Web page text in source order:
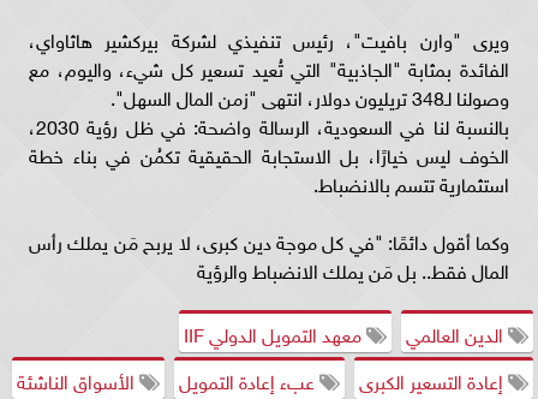
ويرى "وارن بافيت"، رئيس تنفيذي لشركة بيركشير هاثاواي،
الفائدة بمثابة "الجاذبية" التي تُعيد تسعير كل شيء، واليوم، مع
وصولنا لـ348 تريليون دولار، انتهى "زمن المال السهل".
بالنسبة لنا في السعودية، الرسالة واضحة: في ظل رؤية 2030،
الخوف ليس خيارًا، بل الاستجابة الحقيقية تكمُن في بناء خطة
استثمارية تتسم بالانضباط.
وكما أقول دائمًا: "في كل موجة دين كبرى، لا يربح مَن يملك رأس
المال فقط.. بل مَن يملك الانضباط والرؤية
الدين العالمي
معهد التمويل الدولي IIF
إعادة التسعير الكبرى
عبء إعادة التمويل
الأسواق الناشئة